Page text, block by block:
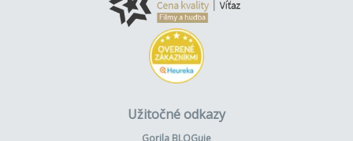
Užitočné odkazy